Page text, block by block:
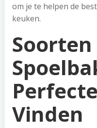
om je te helpen de
keuken.
Soorten
Vinden